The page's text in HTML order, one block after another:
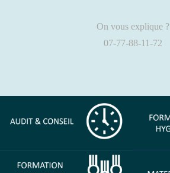
On vous explique ?
07-77-88-11-72